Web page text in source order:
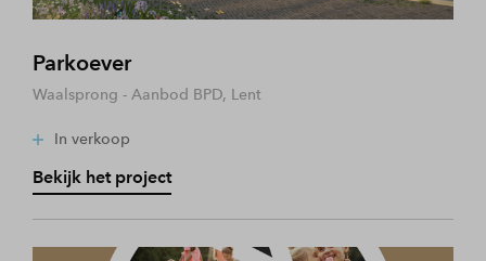
Parkoever
Waalsprong - Aanbod BPD, Lent
In verkoop
Bekijk het project